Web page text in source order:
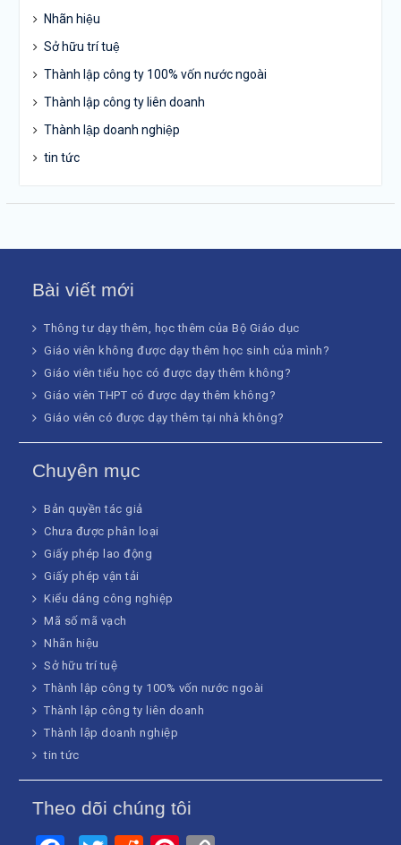
Nhãn hiệu
Sở hữu trí tuệ
Thành lập công ty 100% vốn nước ngoài
Thành lập công ty liên doanh
Thành lập doanh nghiệp
tin tức
Bài viết mới
Thông tư dạy thêm, học thêm của Bộ Giáo dục
Giáo viên không được dạy thêm học sinh của mình?
Giáo viên tiểu học có được dạy thêm không?
Giáo viên THPT có được dạy thêm không?
Giáo viên có được dạy thêm tại nhà không?
Chuyên mục
Bản quyền tác giả
Chưa được phân loại
Giấy phép lao động
Giấy phép vận tải
Kiểu dáng công nghiệp
Mã số mã vạch
Nhãn hiệu
Sở hữu trí tuệ
Thành lập công ty 100% vốn nước ngoài
Thành lập công ty liên doanh
Thành lập doanh nghiệp
tin tức
Theo dõi chúng tôi